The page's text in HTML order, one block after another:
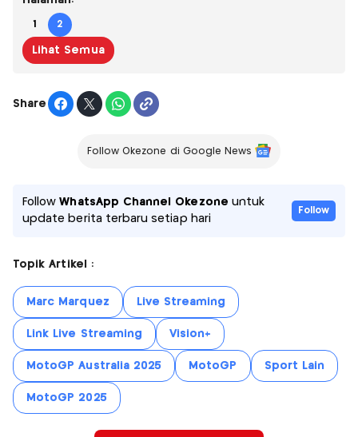
1 2
Lihat Semua
Share
Follow Okezone di Google News
FollowWhatsApp Channel Okezone untuk
update berita terbaru setiap hari
Follow
Topik Artikel :
Marc Marquez Live Streaming
Link Live Streaming Vision+
MotoGP Australia 2025 MotoGP Sport Lain
MotoGP 2025